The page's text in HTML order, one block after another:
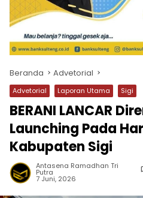
Beranda Advetorial
Advetorial Laporan Utama Sigi
BERANI LANCAR
Launching Pada
Kabupaten Sigi
Antasena Ramadhan Tri
Putra
7 Juni, 2026